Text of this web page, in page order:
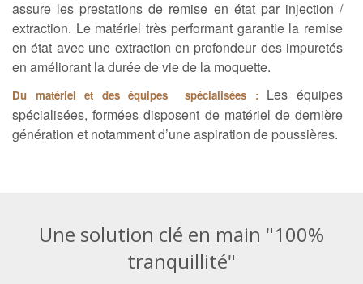
assure les prestations de remise en état par injection /
extraction. Le matériel très performant garantie la remise
en état avec une extraction en profondeur des impuretés
en améliorant la durée de vie de la moquette.
Du matériel et des équipes spécialisées : Les équipes
spécialisées, formées disposent de matériel de dernière
génération et notamment d’une aspiration de poussières.
Une solution clé en main "100%
tranquillité"